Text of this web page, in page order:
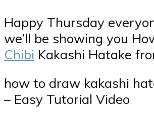
Happy Thursday
we’ll be showing you
Chibi Kakashi Hatake
how to draw kakashi
– Easy Tutorial Video